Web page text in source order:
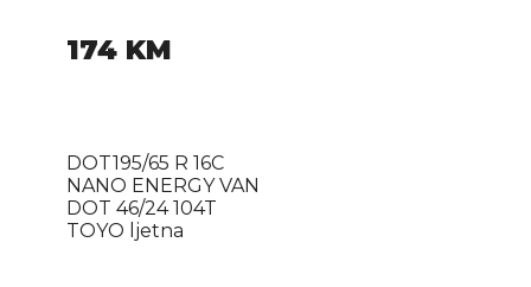
174 KM
DOT195/65 R 16C
NANO ENERGY VAN
DOT 46/24 104T
TOYO ljetna